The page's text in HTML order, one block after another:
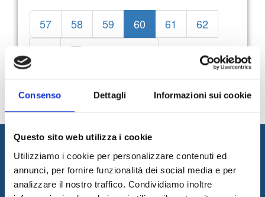
Consenso Dettagli Informazioni sui cookie
Questo sito web utilizza i cookie
Utilizziamo i cookie per personalizzare contenuti ed
annunci, per fornire funzionalità dei social media e per
analizzare il nostro traffico. Condividiamo inoltre
57 58 59 60 61
62